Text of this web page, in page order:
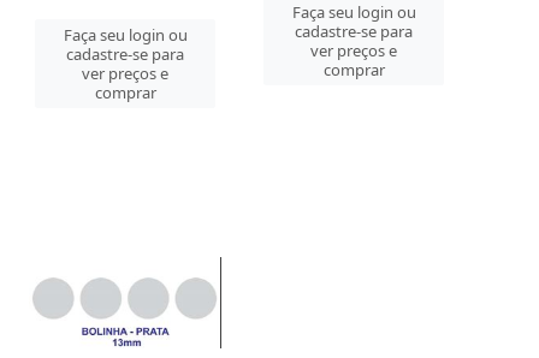
Faça seu login ou
cadastre-se para
ver preços e
comprar
Faça seu login ou
cadastre-se para
ver preços e
comprar